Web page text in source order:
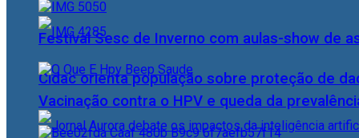
Cidac orienta população sobre proteção de
Festival Sesc de Inverno com aulas-show de
Vacinação contra o HPV e queda da